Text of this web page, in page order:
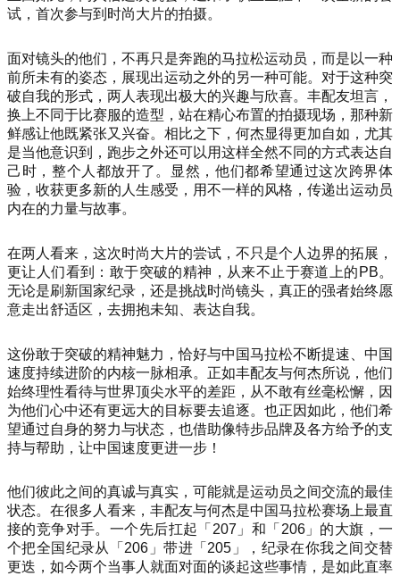
试，首次参与到时尚大片的拍摄。
面对镜头的他们，不再只是奔跑的马拉松运动员，而是以一种
前所未有的姿态，展现出运动之外的另一种可能。对于这种突
破自我的形式，两人表现出极大的兴趣与欣喜。丰配友坦言，
换上不同于比赛服的造型，站在精心布置的拍摄现场，那种新
鲜感让他既紧张又兴奋。相比之下，何杰显得更加自如，尤其
是当他意识到，跑步之外还可以用这样全然不同的方式表达自
己时，整个人都放开了。显然，他们都希望通过这次跨界体
验，收获更多新的人生感受，用不一样的风格，传递出运动员
内在的力量与故事。
在两人看来，这次时尚大片的尝试，不只是个人边界的拓展，
更让人们看到：敢于突破的精神，从来不止于赛道上的PB。
无论是刷新国家纪录，还是挑战时尚镜头，真正的强者始终愿
意走出舒适区，去拥抱未知、表达自我。
这份敢于突破的精神魅力，恰好与中国马拉松不断提速、中国
速度持续进阶的内核一脉相承。正如丰配友与何杰所说，他们
始终理性看待与世界顶尖水平的差距，从不敢有丝毫松懈，因
为他们心中还有更远大的目标要去追逐。也正因如此，他们希
望通过自身的努力与状态，也借助像特步品牌及各方给予的支
持与帮助，让中国速度更进一步！
他们彼此之间的真诚与真实，可能就是运动员之间交流的最佳
状态。在很多人看来，丰配友与何杰是中国马拉松赛场上最直
接的竞争对手。一个先后扛起「207」和「206」的大旗，一
个把全国纪录从「206」带进「205」，纪录在你我之间交替
更迭，如今两个当事人就面对面的谈起这些事情，是如此直率